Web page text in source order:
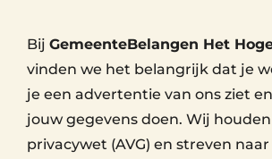
Bij GemeenteBelangen Het
vinden we het belangrijk dat je
je een advertentie van ons ziet
jouw gegevens doen. Wij
privacywet (AVG) en streven